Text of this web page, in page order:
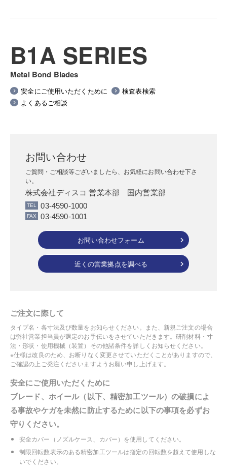
B1A SERIES
Metal Bond Blades
安全にご使用いただくために
検査表検索
よくあるご相談
お問い合わせ
ご質問・ご相談等ございましたら、お気軽にお問い合わせ下さ
い。
株式会社ディスコ 営業本部 国内営業部
03-4590-1000
03-4590-1001
お問い合わせフォーム
近くの営業拠点を調べる
ご注文に際して
タイプ名・各寸法及び数量をお知らせください。また、新規ご注文の場合
は弊社営業担当員が選定のお手伝いをさせていただきます。研削材料・寸
法・形状・使用機械（装置）その他諸条件を詳しくお知らせください。
※仕様は改良のため、お断りなく変更させていただくことがありますので、
ご確認の上ご発注くださいますようお願い申し上げます。
安全にご使用いただくために
ブレード、ホイール（以下、精密加工ツール）の破損によ
る事故やケガを未然に防止するために以下の事項を必ずお
守りください。
安全カバー（ノズルケース、カバー）を使用してください。
制限回転数表示のある精密加工ツールは指定の回転数を超えて使用しな
いでください。